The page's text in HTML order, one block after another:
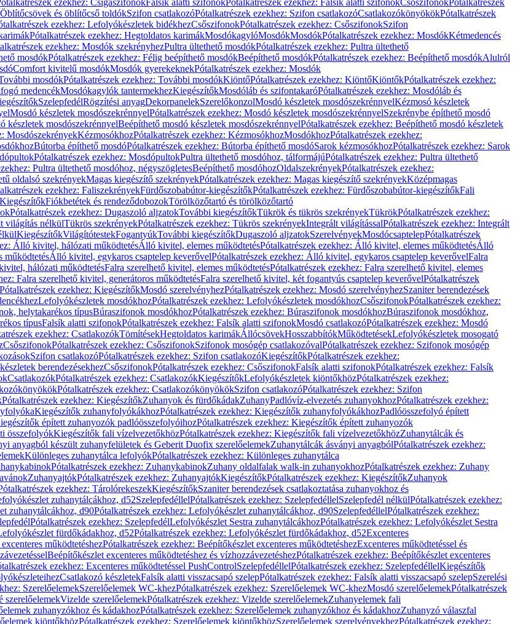
ezekhez: CsigaszifonokFalsík alatti szifonokPótalkatrészek ezekhez: Falsík alatti szifonokCsőszifonokPótalkatrészek
és öblítőcső toldókSzifon csatlakozóPótalkatrészek ezekhez: Szifon csatlakozóCsatlakozókönyökökPótalkatrészek
ezekhez: Lefolyókészletek bidékhezCsőszifonokPótalkatrészek ezekhez: CsőszifonokSzifon
Pótalkatrészek ezekhez: Hegtoldatos karimákMosdókagylóMosdókMosdókPótalkatrészek ezekhez: MosdókKétmedencés
ezekhez: Mosdók szekrényhezPultra ültethető mosdókPótalkatrészek ezekhez: Pultra ültethető
mosdókPótalkatrészek ezekhez: Félig beépíthető mosdókBeépíthető mosdókPótalkatrészek ezekhez: Beépíthető mosdókAlulról
Comfort kivitelű mosdókMosdók gyerekeknekPótalkatrészek ezekhez: Mosdók
mosdókPótalkatrészek ezekhez: További mosdókKiöntőPótalkatrészek ezekhez: KiöntőKiöntőkPótalkatrészek ezekhez:
medencékMosdókagylók tantermekhezKiegészítőkMosdóláb és szifontakaróPótalkatrészek ezekhez: Mosdóláb és
SzelepfedélRögzítési anyagDekorpanelekSzerelőkonzolMosdó készletek mosdószekrénnyelKézmosó készletek
Mosdó készletek mosdószekrénnyelPótalkatrészek ezekhez: Mosdó készletek mosdószekrénnyelSzekrénybe építhető mosdó
készletek mosdószekrénnyelBeépíthető mosdó készletek mosdószekrénnyelPótalkatrészek ezekhez: Beépíthető mosdó készletek
MosdószekrényekKézmosókhozPótalkatrészek ezekhez: KézmosókhozMosdókhozPótalkatrészek ezekhez:
Bútorba építhető mosdóPótalkatrészek ezekhez: Bútorba építhető mosdóSarok kézmosókhozPótalkatrészek ezekhez: Sarok
Pótalkatrészek ezekhez: MosdópultokPultra ültethető mosdóhoz, tálformájúPótalkatrészek ezekhez: Pultra ültethető
Pultra ültethető mosdóhoz, négyszögletesBeépíthető mosdóhozOldalszekrényekPótalkatrészek ezekhez:
oldalsó szekrényekMagas kiegészítő szekrényekPótalkatrészek ezekhez: Magas kiegészítő szekrényekKözépmagas
ezekhez: FaliszekrényekFürdőszobabútor-kiegészítőkPótalkatrészek ezekhez: Fürdőszobabútor-kiegészítőkFali
Fiókbetétek és rendeződobozokTörölközőtartó és törölközőtartó
Pótalkatrészek ezekhez: Dugaszoló aljzatokTovábbi kiegészítőkTükrök és tükrös szekrényekTükrökPótalkatrészek ezekhez:
világítás nélkülTükrös szekrényekPótalkatrészek ezekhez: Tükrös szekrényekIntegrált világítássalPótalkatrészek ezekhez: Integrált
KiegészítőkVilágítótestekFogantyúkTovábbi kiegészítőkDugaszoló aljzatokSzerelvényekMosdócsaptelepPótalkatrészek
Álló kivitel, hálózati működtetésÁlló kivitel, elemes működtetésPótalkatrészek ezekhez: Álló kivitel, elemes működtetésÁlló
működtetésÁlló kivitel, egykaros csaptelep keverővelPótalkatrészek ezekhez: Álló kivitel, egykaros csaptelep keverővelFalra
hálózati működtetésFalra szerelhető kivitel, elemes működtetésPótalkatrészek ezekhez: Falra szerelhető kivitel, elemes
Falra szerelhető kivitel, generátoros működtetésFalra szerelhető kivitel, két fogantyús csaptelep keverővelPótalkatrészek
Pótalkatrészek ezekhez: KiegészítőkMosdó szerelvényhezPótalkatrészek ezekhez: Mosdó szerelvényhezSzaniter berendezések
Lefolyókészletek mosdókhozPótalkatrészek ezekhez: Lefolyókészletek mosdókhozCsőszifonokPótalkatrészek ezekhez:
helytakarékos típusBúraszifonok mosdókhozPótalkatrészek ezekhez: Búraszifonok mosdókhozBúraszifonok mosdókhoz,
típusFalsík alatti szifonokPótalkatrészek ezekhez: Falsík alatti szifonokMosdó csatlakozóPótalkatrészek ezekhez: Mosdó
ezekhez: CsatlakozókTömítésekHegtoldatos karimákÁllócsövekHosszabbítókMűködtetésekLefolyókészletek mosogató
CsőszifonokPótalkatrészek ezekhez: CsőszifonokSzifonok mosógép csatlakozóvalPótalkatrészek ezekhez: Szifonok mosógép
Szifon csatlakozóPótalkatrészek ezekhez: Szifon csatlakozóKiegészítőkPótalkatrészek ezekhez:
berendezésekhezCsőszifonokPótalkatrészek ezekhez: CsőszifonokFalsík alatti szifonokPótalkatrészek ezekhez: Falsík
CsatlakozókPótalkatrészek ezekhez: CsatlakozókKiegészítőkLefolyókészletek kiöntőkhözPótalkatrészek ezekhez:
Pótalkatrészek ezekhez: CsatlakozókönyökökSzifon csatlakozóPótalkatrészek ezekhez: Szifon
Pótalkatrészek ezekhez: KiegészítőkZuhanyok és fürdőkádakZuhanyPadlóvíz-elvezetés zuhanyokhozPótalkatrészek ezekhez:
Kiegészítők zuhanyfolyókákhozPótalkatrészek ezekhez: Kiegészítők zuhanyfolyókákhozPadlóösszefolyó épített
épített zuhanyozók padlóösszefolyóihozPótalkatrészek ezekhez: Kiegészítők épített zuhanyozók
összefolyókKiegészítők fali vízelvezetőkhözPótalkatrészek ezekhez: Kiegészítők fali vízelvezetőkhözZuhanytálcák és
anyagból készült zuhanyfelületek és Geberit Duofix szerelőelemekZuhanytálcák ásványi anyagbólPótalkatrészek ezekhez:
Különleges zuhanytálca lefolyókPótalkatrészek ezekhez: Különleges zuhanytálca
Pótalkatrészek ezekhez: ZuhanykabinokZuhany oldalfalak walk-in zuhanyokhozPótalkatrészek ezekhez: Zuhany
ZuhanyajtókPótalkatrészek ezekhez: ZuhanyajtókKiegészítőkPótalkatrészek ezekhez: KiegészítőkZuhanyok
ezekhez: TárolórekeszekKiegészítőkSzaniter berendezések csatlakoztatása zuhanyokhoz és
zuhanytálcákhoz, d52SzelepfedéllelPótalkatrészek ezekhez: SzelepfedéllelSzelepfedél nélkülPótalkatrészek ezekhez:
zuhanytálcákhoz, d90Pótalkatrészek ezekhez: Lefolyókészlet zuhanytálcákhoz, d90SzelepfedéllelPótalkatrészek ezekhez:
Pótalkatrészek ezekhez: SzelepfedélLefolyókészlet Sestra zuhanytálcákhozPótalkatrészek ezekhez: Lefolyókészlet Sestra
fürdőkádakhoz, d52Pótalkatrészek ezekhez: Lefolyókészlet fürdőkádakhoz, d52Excenteres
működtetéshezPótalkatrészek ezekhez: Beépítőkészlet excenteres működtetéshezExcenteres működtetéssel és
Beépítőkészlet excenteres működtetéshez és vízhozzávezetéshezPótalkatrészek ezekhez: Beépítőkészlet excenteres
ezekhez: Excenteres működtetéssel PushControlSzelepfedéllelPótalkatrészek ezekhez: SzelepfedéllelKiegészítők
Csatlakozó készletekFalsík alatti visszacsapó szelepPótalkatrészek ezekhez: Falsík alatti visszacsapó szelepSzerelési
SzerelőelemekSzerelőelemek WC-khezPótalkatrészek ezekhez: Szerelőelemek WC-khezMosdó szerelőelemekPótalkatrészek
szerelőelemekVizelde szerelőelemekPótalkatrészek ezekhez: Vizelde szerelőelemekZuhanyelemek fali
zuhanyzókhoz és kádakhozPótalkatrészek ezekhez: Szerelőelemek zuhanyzókhoz és kádakhozZuhanyzó válaszfal
kiöntőkhözPótalkatrészek ezekhez: Szerelőelemek kiöntőkhözSzerelőelemek szerelvényekhezPótalkatrészek ezekhez: